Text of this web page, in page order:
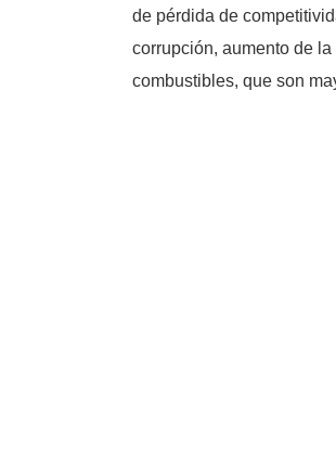
de pérdida de
corrupción, aumento de
combustibles, que son